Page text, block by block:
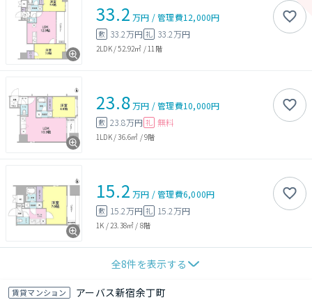
33.2 万円 /管理費12,000円
敷 33.2万円 礼 33.2万円
2LDK/52.92㎡ / 11階
23.8万円 /管理費10,000円
敷 23.8万円 礼 無料
1LDK/36.6㎡ /9階
15.2 万円 /管理費6,000円
敷 15.2万円 礼 15.2万円
1K / 23.38㎡ / 8階
全8件を表示する
賃貸マンション アーバス新宿余丁町